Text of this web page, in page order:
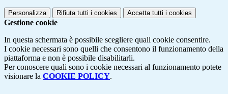
Personalizza Rifiuta tutti i cookies Accetta tutti i cookies
Gestione cookie
In questa schermata è possibile scegliere quali cookie consentire.
I cookie necessari sono quelli che consentono il funzionamento della
piattaforma e non è possibile disabilitarli.
Per conoscere quali sono i cookie necessari al funzionamento potete
visionare la COOKIE POLICY.